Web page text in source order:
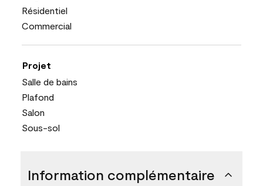
Résidentiel
Commercial
Projet
Salle de bains
Plafond
Salon
Sous-sol
Information complémentaire